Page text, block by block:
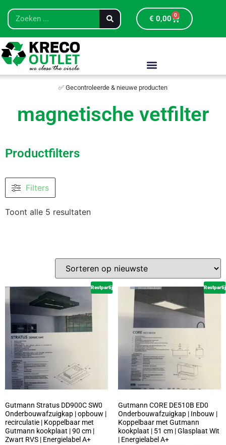
€ 0,00 0
✅ Gecontroleerde & nieuwe producten
magnetische vetfilter
Productfilters
Filters
Toont alle 5 resultaten
Restpartij
Gutmann Stratus DD900C SW0
Onderbouwafzuigkap | opbouw |
recirculatie | Koppelbaar met
Gutmann kookplaat | 90 cm |
Zwart RVS | Energielabel A+
Restpartij
Gutmann CORE DE510B ED0
Onderbouwafzuigkap | Inbouw |
Koppelbaar met Gutmann
kookplaat | 51 cm | Glasplaat Wit
| Energielabel A+